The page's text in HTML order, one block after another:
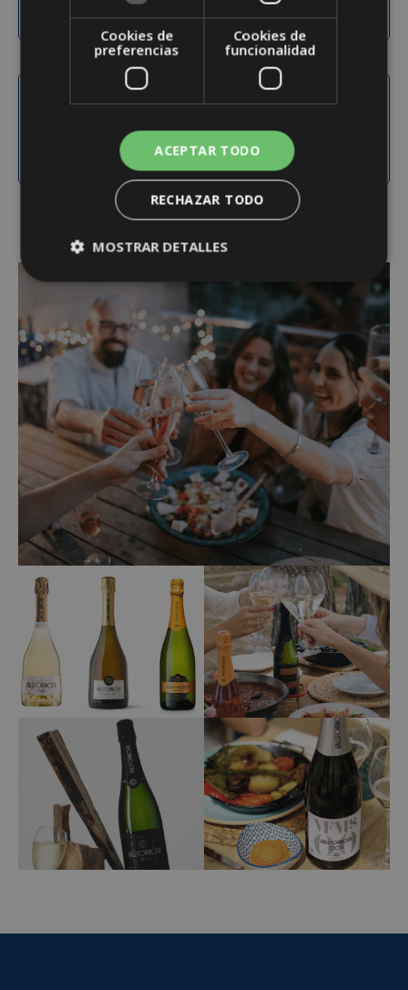
150
Cookies de
preferencias
Cookies de
funcionalidad
ACEPTAR TODO
RECHAZAR TODO
MOSTRAR DETALLES